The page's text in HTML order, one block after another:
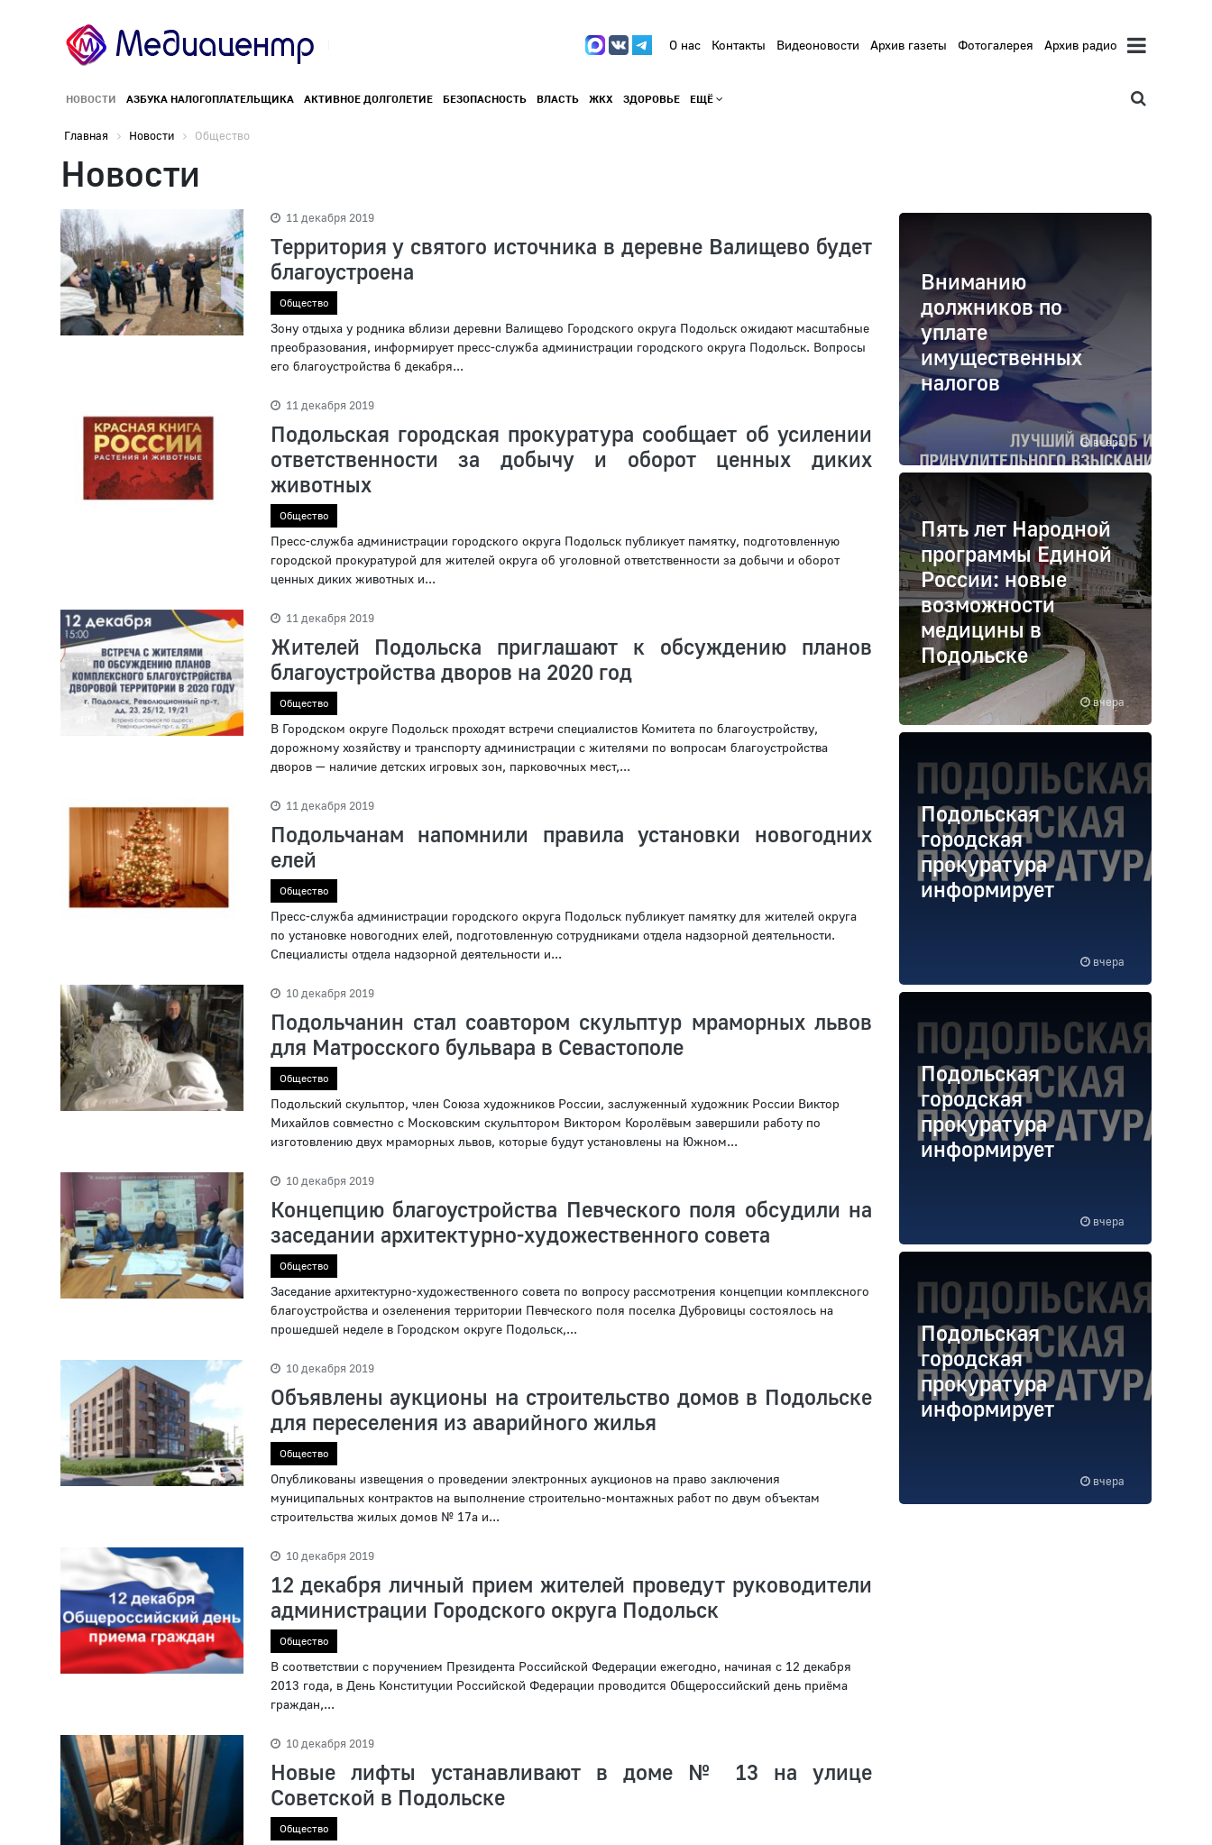
О нас Контакты Видеоновости Архив газеты Фотогалерея Архив радио
НОВОСТИ АЗБУКА НАЛОГОПЛАТЕЛЬЩИКА АКТИВНОЕ ДОЛГОЛЕТИЕ БЕЗОПАСНОСТЬ ВЛАСТЬ ЖКХ ЗДОРОВЬЕ ЕЩЁ
Главная Новости Общество
Новости
11 декабря 2019
Территория у святого источника в деревне Валищево будет
благоустроена
Общество
Зону отдыха у родника вблизи деревни Валищево Городского округа Подольск ожидают масштабные
преобразования, информирует пресс-служба администрации городского округа Подольск. Вопросы
его благоустройства 6 декабря...
11 декабря 2019
Подольская городская прокуратура сообщает об усилении
ответственности за добычу и оборот ценных диких
животных
Общество
Пресс-служба администрации городского округа Подольск публикует памятку, подготовленную
городской прокуратурой для жителей округа об уголовной ответственности за добычи и оборот
ценных диких животных и...
11 декабря 2019
Жителей Подольска приглашают к обсуждению планов
благоустройства дворов на 2020 год
Общество
В Городском округе Подольск проходят встречи специалистов Комитета по благоустройству,
дорожному хозяйству и транспорту администрации с жителями по вопросам благоустройства
дворов — наличие детских игровых зон, парковочных мест,...
11 декабря 2019
Подольчанам напомнили правила установки новогодних
елей
Общество
Пресс-служба администрации городского округа Подольск публикует памятку для жителей округа
по установке новогодних елей, подготовленную сотрудниками отдела надзорной деятельности.
Специалисты отдела надзорной деятельности и...
10 декабря 2019
Подольчанин стал соавтором скульптур мраморных львов
для Матросского бульвара в Севастополе
Общество
Подольский скульптор, член Союза художников России, заслуженный художник России Виктор
Михайлов совместно с Московским скульптором Виктором Королёвым завершили работу по
изготовлению двух мраморных львов, которые будут установлены на Южном...
10 декабря 2019
Концепцию благоустройства Певческого поля обсудили на
заседании архитектурно-художественного совета
Общество
Заседание архитектурно-художественного совета по вопросу рассмотрения концепции комплексного
благоустройства и озеленения территории Певческого поля поселка Дубровицы состоялось на
прошедшей неделе в Городском округе Подольск,...
10 декабря 2019
Объявлены аукционы на строительство домов в Подольске
для переселения из аварийного жилья
Общество
Опубликованы извещения о проведении электронных аукционов на право заключения
муниципальных контрактов на выполнение строительно-монтажных работ по двум объектам
строительства жилых домов № 17а и...
10 декабря 2019
12 декабря личный прием жителей проведут руководители
администрации Городского округа Подольск
Общество
В соответствии с поручением Президента Российской Федерации ежегодно, начиная с 12 декабря
2013 года, в День Конституции Российской Федерации проводится Общероссийский день приёма
граждан,...
10 декабря 2019
Новые лифты устанавливают в доме № 13 на улице
Советской в Подольске
Общество
вчера
Вниманию
должников по
уплате
имущественных
налогов
вчера
Пять лет Народной
программы Единой
России: новые
возможности
медицины в
Подольске
вчера
Подольская
городская
прокуратура
информирует
вчера
Подольская
городская
прокуратура
информирует
вчера
Подольская
городская
прокуратура
информирует